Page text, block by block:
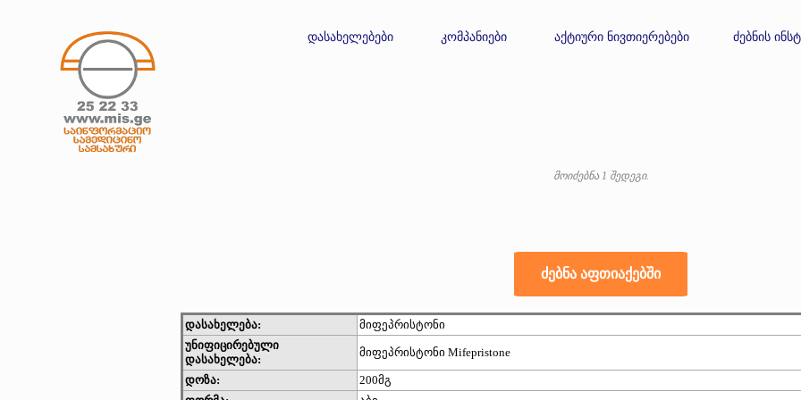
დასახელებები კომპანიები აქტიური ნივთიერებები ძებნის
მოიძებნა 1 შედეგი.
დასახელება:
მიფეპრისტონი
უნიფიცირებული
დასახელება:
მიფეპრისტონი Mifepristone
დოზა:
200მგ